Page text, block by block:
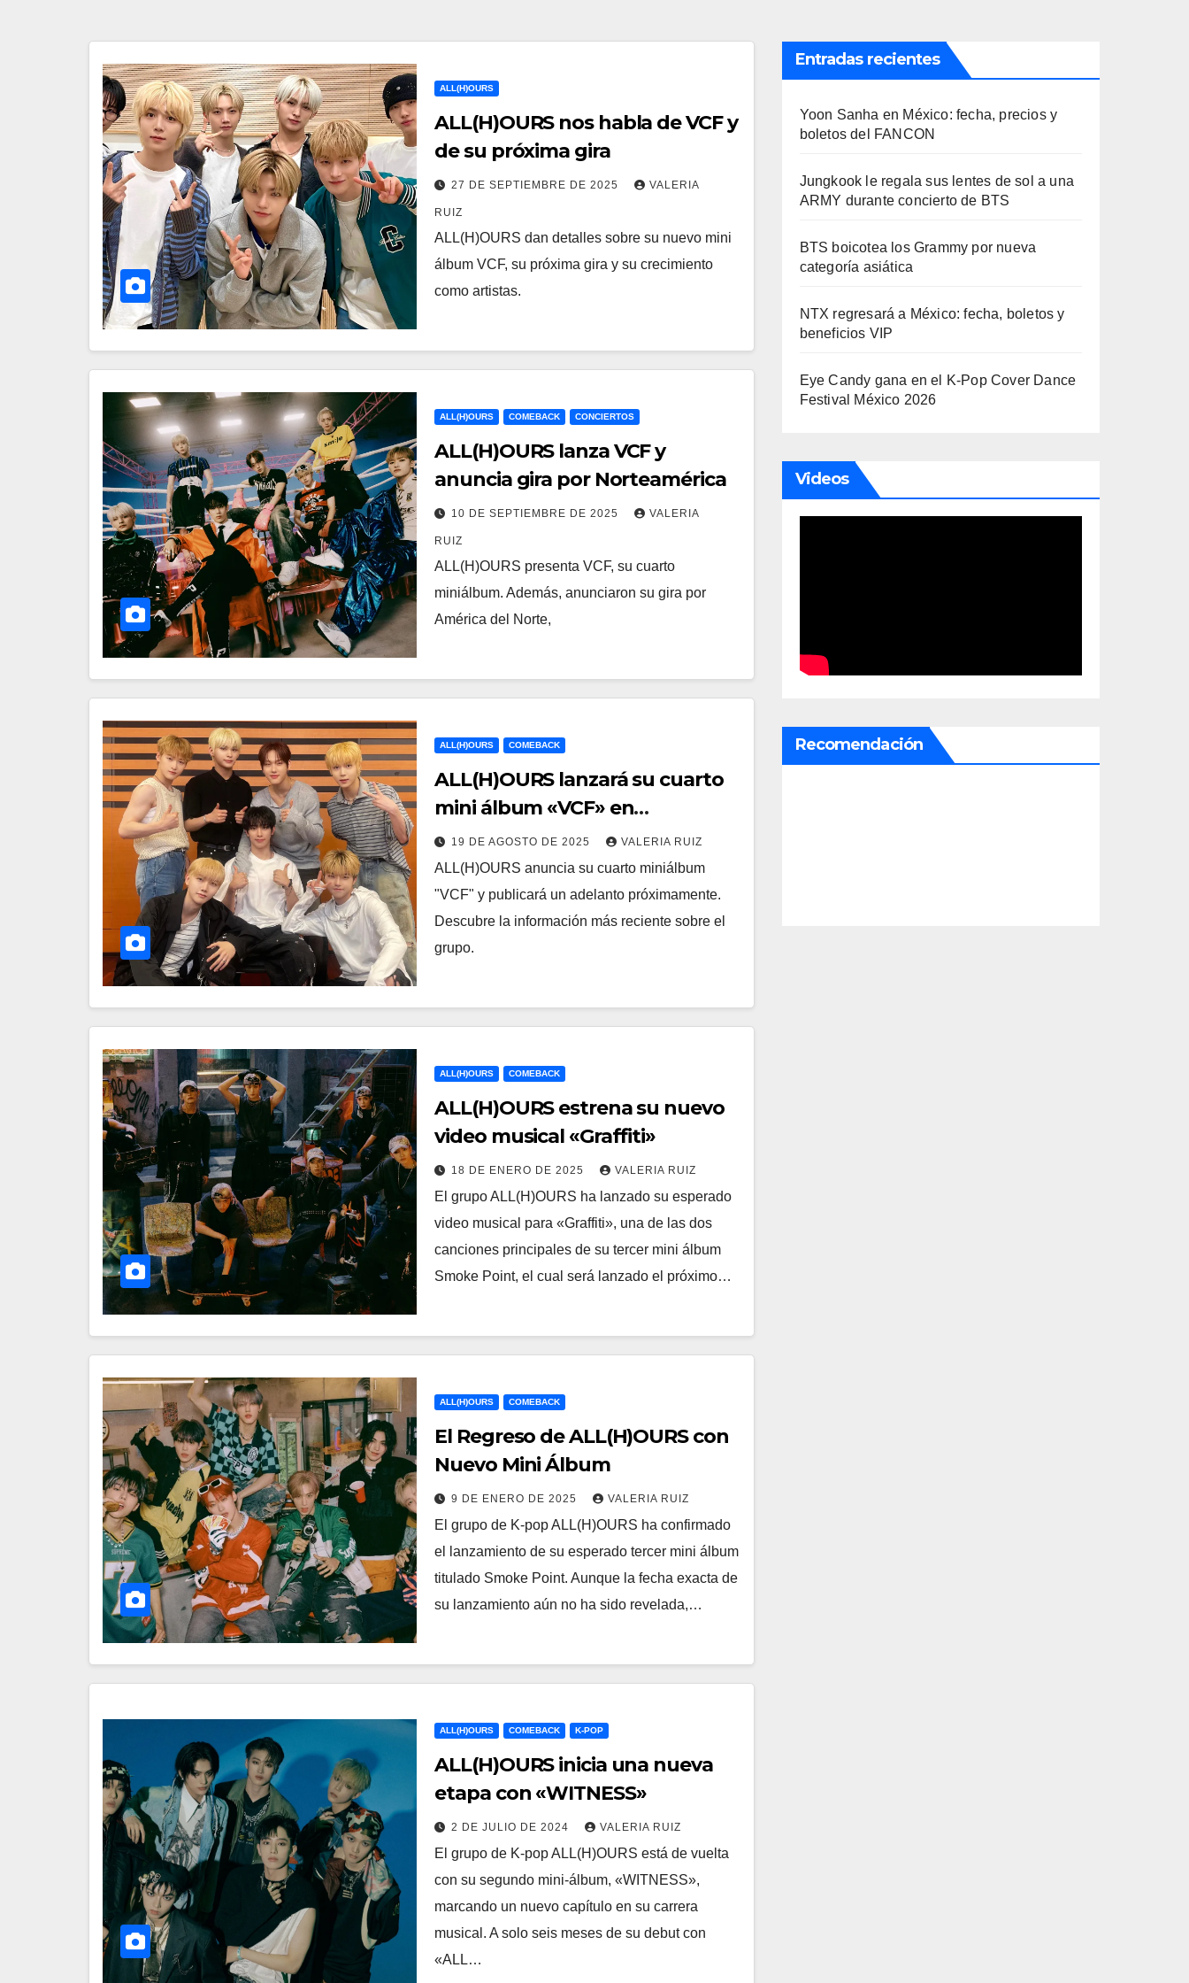
ALL(H)OURS
ALL(H)OURS nos habla de VCF y
de su próxima gira
27 DE SEPTIEMBRE DE 2025 VALERIA
RUIZ
ALL(H)OURS dan detalles sobre su nuevo mini
álbum VCF, su próxima gira y su crecimiento
como artistas.
ALL(H)OURS COMEBACK CONCIERTOS
ALL(H)OURS lanza VCF y
anuncia gira por Norteamérica
10 DE SEPTIEMBRE DE 2025 VALERIA
RUIZ
ALL(H)OURS presenta VCF, su cuarto
miniálbum. Además, anunciaron su gira por
América del Norte,
ALL(H)OURS COMEBACK
ALL(H)OURS lanzará su cuarto
mini álbum «VCF» en
septiembre
19 DE AGOSTO DE 2025 VALERIA RUIZ
ALL(H)OURS anuncia su cuarto miniálbum
"VCF" y publicará un adelanto próximamente.
Descubre la información más reciente sobre el
grupo.
ALL(H)OURS COMEBACK
ALL(H)OURS estrena su nuevo
video musical «Graffiti»
18 DE ENERO DE 2025 VALERIA RUIZ
El grupo ALL(H)OURS ha lanzado su esperado
video musical para «Graffiti», una de las dos
canciones principales de su tercer mini álbum
Smoke Point, el cual será lanzado el próximo…
ALL(H)OURS COMEBACK
El Regreso de ALL(H)OURS con
Nuevo Mini Álbum
9 DE ENERO DE 2025 VALERIA RUIZ
El grupo de K-pop ALL(H)OURS ha confirmado
el lanzamiento de su esperado tercer mini álbum
titulado Smoke Point. Aunque la fecha exacta de
su lanzamiento aún no ha sido revelada,…
ALL(H)OURS COMEBACK K-POP
ALL(H)OURS inicia una nueva
etapa con «WITNESS»
2 DE JULIO DE 2024 VALERIA RUIZ
El grupo de K-pop ALL(H)OURS está de vuelta
con su segundo mini-álbum, «WITNESS»,
marcando un nuevo capítulo en su carrera
musical. A solo seis meses de su debut con
«ALL…
Entradas recientes
Yoon Sanha en México: fecha, precios y
boletos del FANCON
Jungkook le regala sus lentes de sol a una
ARMY durante concierto de BTS
BTS boicotea los Grammy por nueva
categoría asiática
NTX regresará a México: fecha, boletos y
beneficios VIP
Eye Candy gana en el K-Pop Cover Dance
Festival México 2026
Videos
Recomendación